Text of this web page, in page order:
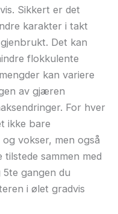
Sikkert er det
karakter i takt
Det kan
flokkulente
kan variere
av gjæren
For hver
ikke bare
vokser, men også
sammen med
gangen du
i ølet gradvis